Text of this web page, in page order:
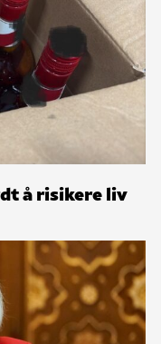
å risikere liv